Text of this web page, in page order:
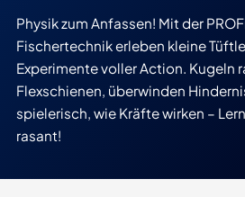
Physik zum Anfassen! Mit der
Fischertechnik erleben kleine
Experimente voller Action. Kugeln
Flexschienen, überwinden
spielerisch, wie Kräfte wirken –
rasant!